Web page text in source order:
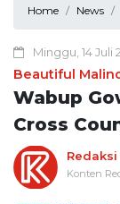
Home News
Minggu, 14 Juli
Beautiful
Wabup
Cross
Redaksi
Konten